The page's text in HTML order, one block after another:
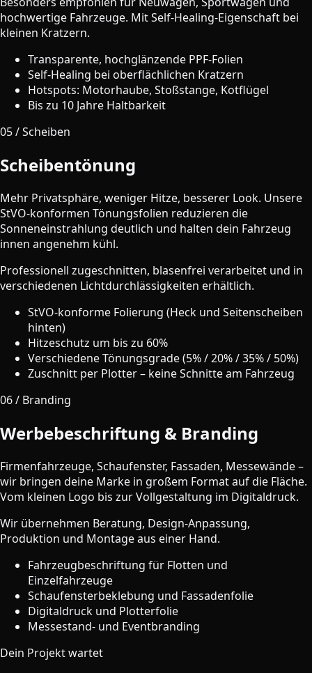
hochwertige Fahrzeuge. Mit Self-Healing-Eigenschaft bei
kleinen Kratzern.
Transparente, hochglänzende PPF-Folien
Self-Healing bei oberflächlichen Kratzern
Hotspots: Motorhaube, Stoßstange, Kotflügel
Bis zu 10 Jahre Haltbarkeit
05 / Scheiben
Scheibentönung
Mehr Privatsphäre, weniger Hitze, besserer Look. Unsere
StVO-konformen Tönungsfolien reduzieren die
Sonneneinstrahlung deutlich und halten dein Fahrzeug
innen angenehm kühl.
Professionell zugeschnitten, blasenfrei verarbeitet und in
verschiedenen Lichtdurchlässigkeiten erhältlich.
StVO-konforme Folierung (Heck und Seitenscheiben
hinten)
Hitzeschutz um bis zu 60%
Verschiedene Tönungsgrade (5% / 20% / 35% / 50%)
Zuschnitt per Plotter – keine Schnitte am Fahrzeug
06 / Branding
Werbebeschriftung & Branding
Firmenfahrzeuge, Schaufenster, Fassaden, Messewände –
wir bringen deine Marke in großem Format auf die Fläche.
Vom kleinen Logo bis zur Vollgestaltung im Digitaldruck.
Wir übernehmen Beratung, Design-Anpassung,
Produktion und Montage aus einer Hand.
Fahrzeugbeschriftung für Flotten und
Einzelfahrzeuge
Schaufensterbeklebung und Fassadenfolie
Digitaldruck und Plotterfolie
Messestand- und Eventbranding
Dein Projekt wartet